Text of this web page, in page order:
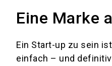
Eine Marke
Ein Start-up zu sein
einfach – und